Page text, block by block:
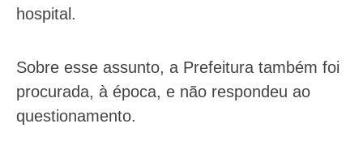
hospital.
Sobre esse assunto, a Prefeitura também foi
procurada, à época, e não respondeu ao
questionamento.